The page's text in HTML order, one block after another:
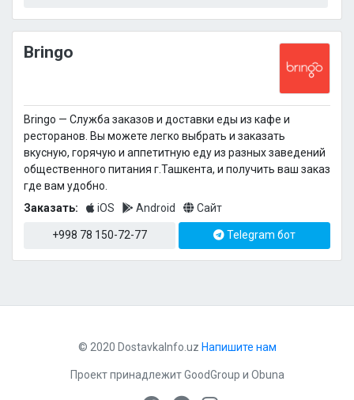
Bringo
Bringo — Cлужба заказов и доставки еды из кафе и
ресторанов. Вы можете легко выбрать и заказать
вкусную, горячую и аппетитную еду из разных заведений
общественного питания г.Ташкента, и получить ваш заказ
где вам удобно.
Заказать:
iOS Android Сайт
+998 78 150-72-77 Telegram бот
© 2020 DostavkaInfo.uz Напишите нам
Проект принадлежитGoodGroup и Obuna